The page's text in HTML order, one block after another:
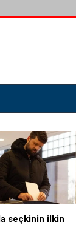
seçkinin ilkin